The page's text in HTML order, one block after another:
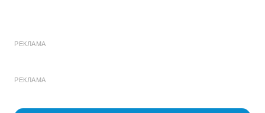
РЕКЛАМА
РЕКЛАМА